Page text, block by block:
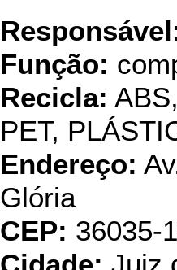
Função:
Recicla:
PET,
Endereço:
Glória
CEP: 36035-